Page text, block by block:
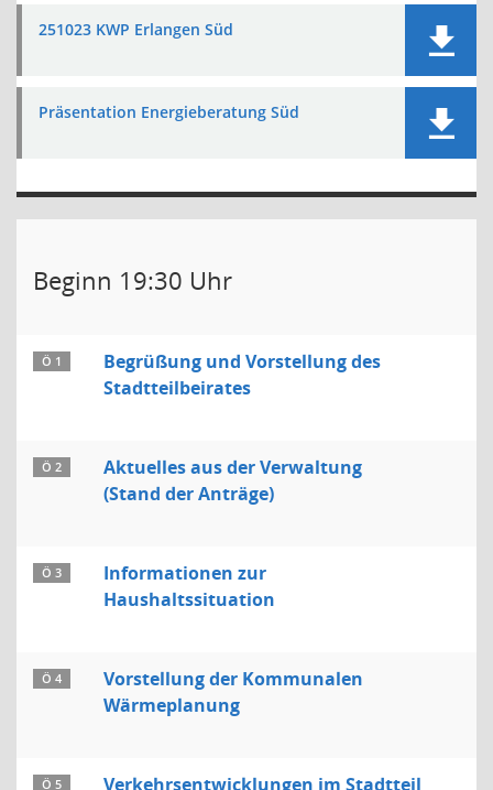
251023 KWP Erlangen Süd
Präsentation Energieberatung Süd
Beginn 19:30 Uhr
Ö 1
Begrüßung und Vorstellung des
Stadtteilbeirates
Ö 2
Aktuelles aus der Verwaltung
(Stand der Anträge)
Ö 3
Informationen zur
Haushaltssituation
Ö 4
Vorstellung der Kommunalen
Wärmeplanung
Ö 5 Verkehrsentwicklungen im Stadtteil